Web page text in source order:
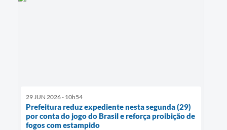
29 JUN 2026 - 10h54
Prefeitura reduz expediente nesta segunda (29)
por conta do jogo do Brasil e reforça proibição de
fogos com estampido